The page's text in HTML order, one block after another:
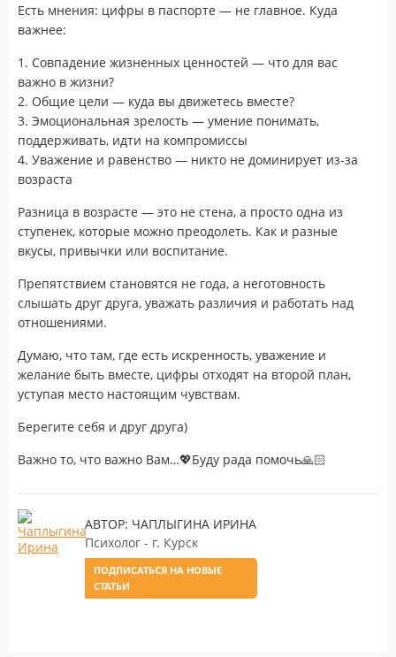
Есть мнения: цифры в паспорте — не главное. Куда
важнее:
1. Совпадение жизненных ценностей — что для вас
важно в жизни?
2. Общие цели — куда вы движетесь вместе?
3. Эмоциональная зрелость — умение понимать,
поддерживать, идти на компромиссы
4. Уважение и равенство — никто не доминирует из-за
возраста
Разница в возрасте — это не стена, а просто одна из
ступенек, которые можно преодолеть. Как и разные
вкусы, привычки или воспитание.
Препятствием становятся не года, а неготовность
слышать друг друга, уважать различия и работать над
отношениями.
Думаю, что там, где есть искренность, уважение и
желание быть вместе, цифры отходят на второй план,
уступая место настоящим чувствам.
Берегите себя и друг друга)
Важно то, что важно Вам…💖Буду рада помочь🙏🏻
АВТОР: ЧАПЛЫГИНА ИРИНА
Психолог - г. Курск
ПОДПИСАТЬСЯ НА НОВЫЕ
СТАТЬИ